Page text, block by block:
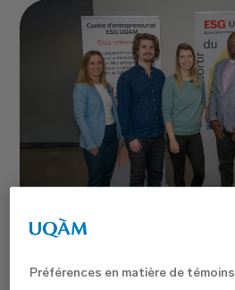
Préférences en matière de témoins